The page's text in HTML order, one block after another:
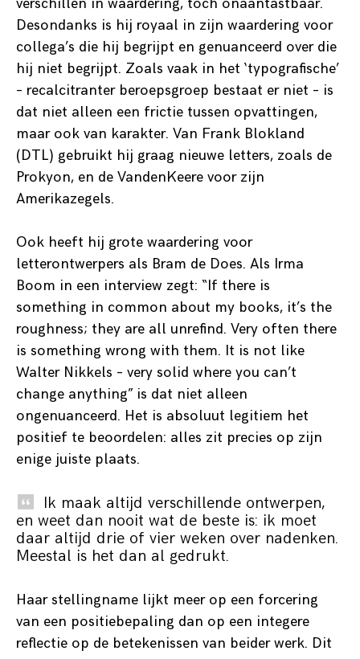
Desondanks is hij royaal in zijn waardering voor
collega’s die hij begrijpt en genuanceerd over die
hij niet begrijpt. Zoals vaak in het ‘typografische’
– recalcitranter beroepsgroep bestaat er niet – is
dat niet alleen een frictie tussen opvattingen,
maar ook van karakter. Van Frank Blokland
(DTL) gebruikt hij graag nieuwe letters, zoals de
Prokyon, en de VandenKeere voor zijn
Amerikazegels.
Ook heeft hij grote waardering voor
letterontwerpers als Bram de Does. Als Irma
Boom in een interview zegt: “If there is
something in common about my books, it’s the
roughness; they are all unrefind. Very often there
is something wrong with them. It is not like
Walter Nikkels – very solid where you can’t
change anything” is dat niet alleen
ongenuanceerd. Het is absoluut legitiem het
positief te beoordelen: alles zit precies op zijn
enige juiste plaats.
Ik maak altijd verschillende ontwerpen,
en weet dan nooit wat de beste is: ik moet
daar altijd drie of vier weken over nadenken.
Meestal is het dan al gedrukt.
Haar stellingname lijkt meer op een forcering
van een positiebepaling dan op een integere
reflectie op de betekenissen van beider werk. Dit